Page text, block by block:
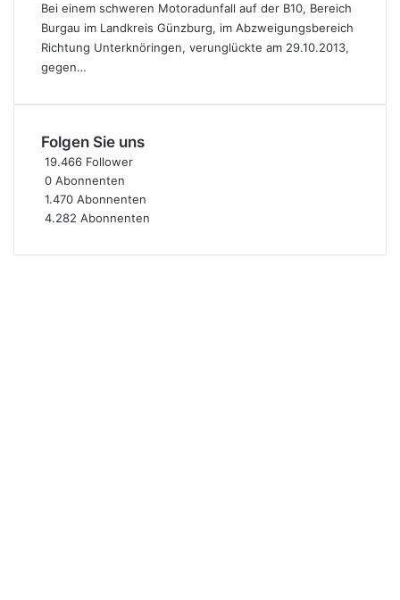
Bei einem schweren Motoradunfall auf der B10, Bereich
Burgau im Landkreis Günzburg, im Abzweigungsbereich
Richtung Unterknöringen, verunglückte am 29.10.2013,
gegen…
Folgen Sie uns
19.466 Follower
0 Abonnenten
1.470 Abonnenten
4.282 Abonnenten